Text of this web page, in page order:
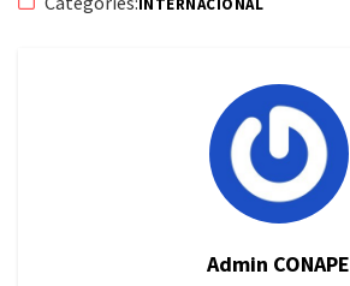
Admin CONAPE